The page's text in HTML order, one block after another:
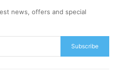
news, offers and special
Subscribe